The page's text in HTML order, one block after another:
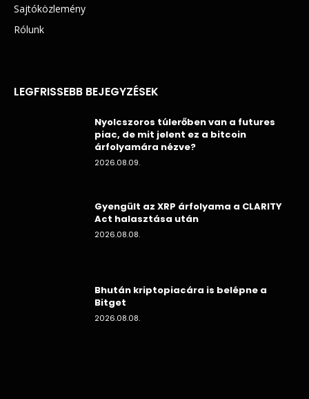
Sajtóközlemény
Rólunk
LEGFRISSEBB BEJEGYZÉSEK
Nyolcszoros túlerőben van a futures
piac, de mit jelent ez a bitcoin
árfolyamára nézve?
2026.08.09.
Gyengült az XRP árfolyama a CLARITY
Act halasztása után
2026.08.08.
Bhután kriptopiacára is belépne a
Bitget
2026.08.08.